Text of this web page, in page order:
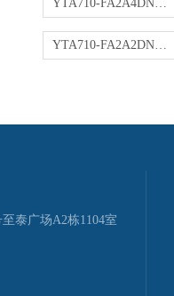
YTA710-FA2A4DN变送器
YTA710-FA2A2DN变送器
泰广场A2栋1104室